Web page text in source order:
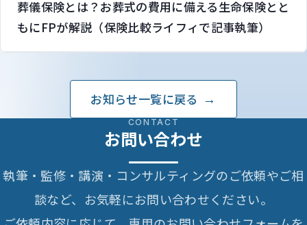
葬儀保険とは？お葬式の費用に備える生命保険とと
もにFPが解説（保険比較ライフィで記事執筆）
お知らせ一覧に戻る
CONTACT
お問い合わせ
執筆・監修・講演・コンサルティングのご依頼やご相
談など、お気軽にお問い合わせください。